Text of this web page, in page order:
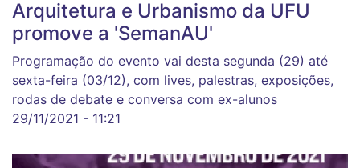
Arquitetura e Urbanismo da UFU
promove a 'SemanAU'
Programação do evento vai desta segunda (29) até
sexta-feira (03/12), com lives, palestras, exposições,
rodas de debate e conversa com ex-alunos
29/11/2021 - 11:21